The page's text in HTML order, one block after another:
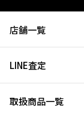
店舗一覧
LINE査定
取扱商品一覧